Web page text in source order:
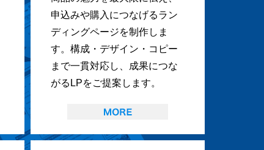
申込みや購入につなげるラン
ディングページを制作しま
す。構成・デザイン・コピー
まで一貫対応し、成果につな
がるLPをご提案します。